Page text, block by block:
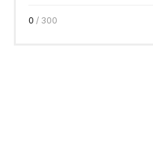
0 / 300